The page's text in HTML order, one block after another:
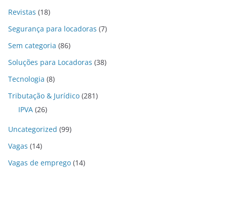
Revistas (18)
Segurança para locadoras (7)
Sem categoria (86)
Soluções para Locadoras (38)
Tecnologia (8)
Tributação & Jurídico (281)
IPVA (26)
Uncategorized (99)
Vagas (14)
Vagas de emprego (14)